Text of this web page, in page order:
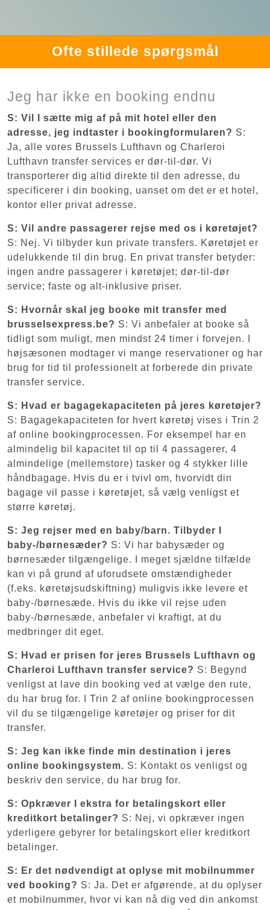
Ofte stillede spørgsmål
Jeg har ikke en booking endnu
S: Vil I sætte mig af på mit hotel eller den
adresse, jeg indtaster i bookingformularen? S:
Ja, alle vores Brussels Lufthavn og Charleroi
Lufthavn transfer services er dør-til-dør. Vi
transporterer dig altid direkte til den adresse, du
specificerer i din booking, uanset om det er et hotel,
kontor eller privat adresse.
S: Vil andre passagerer rejse med os i køretøjet?
S: Nej. Vi tilbyder kun private transfers. Køretøjet er
udelukkende til din brug. En privat transfer betyder:
ingen andre passagerer i køretøjet; dør-til-dør
service; faste og alt-inklusive priser.
S: Hvornår skal jeg booke mit transfer med
brusselsexpress.be? S: Vi anbefaler at booke så
tidligt som muligt, men mindst 24 timer i forvejen. I
højsæsonen modtager vi mange reservationer og har
brug for tid til professionelt at forberede din private
transfer service.
S: Hvad er bagagekapaciteten på jeres køretøjer?
S: Bagagekapaciteten for hvert køretøj vises i Trin 2
af online bookingprocessen. For eksempel har en
almindelig bil kapacitet til op til 4 passagerer, 4
almindelige (mellemstore) tasker og 4 stykker lille
håndbagage. Hvis du er i tvivl om, hvorvidt din
bagage vil passe i køretøjet, så vælg venligst et
større køretøj.
S: Jeg rejser med en baby/barn. Tilbyder I
baby-/børnesæder? S: Vi har babysæder og
børnesæder tilgængelige. I meget sjældne tilfælde
kan vi på grund af uforudsete omstændigheder
(f.eks. køretøjsudskiftning) muligvis ikke levere et
baby-/børnesæde. Hvis du ikke vil rejse uden
baby-/børnesæde, anbefaler vi kraftigt, at du
medbringer dit eget.
S: Hvad er prisen for jeres Brussels Lufthavn og
Charleroi Lufthavn transfer service? S: Begynd
venligst at lave din booking ved at vælge den rute,
du har brug for. I Trin 2 af online bookingprocessen
vil du se tilgængelige køretøjer og priser for dit
transfer.
S: Jeg kan ikke finde min destination i jeres
online bookingsystem. S: Kontakt os venligst og
beskriv den service, du har brug for.
S: Opkræver I ekstra for betalingskort eller
kreditkort betalinger? S: Nej, vi opkræver ingen
yderligere gebyrer for betalingskort eller kreditkort
betalinger.
S: Er det nødvendigt at oplyse mit mobilnummer
ved booking? S: Ja. Det er afgørende, at du oplyser
et mobilnummer, hvor vi kan nå dig ved din ankomst